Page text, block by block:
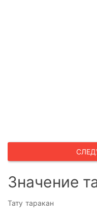
Значение
Тату таракан